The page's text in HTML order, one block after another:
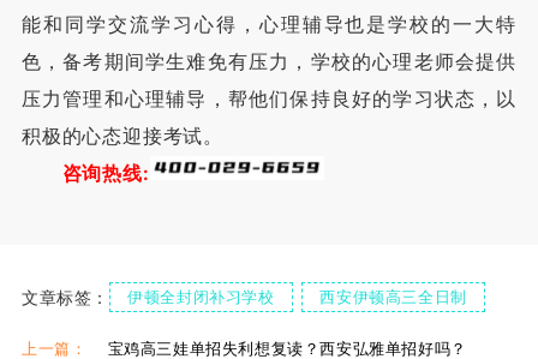
能和同学交流学习心得，心理辅导也是学校的一大特
色，备考期间学生难免有压力，学校的心理老师会提供
压力管理和心理辅导，帮他们保持良好的学习状态，以
积极的心态迎接考试。
咨询热线:
文章标签： 伊顿全封闭补习学校 西安伊顿高三全日制
伊顿食宿情况 伊顿单招复读学校 伊顿单招集训课
上一篇： 宝鸡高三娃单招失利想复读？西安弘雅单招好吗？